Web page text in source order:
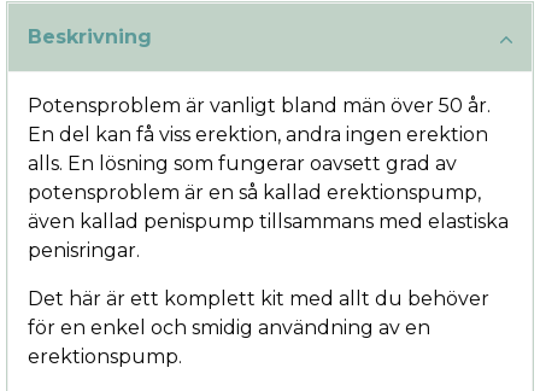
Beskrivning
Potensproblem är vanligt bland män över 50 år.
En del kan få viss erektion, andra ingen erektion
alls. En lösning som fungerar oavsett grad av
potensproblem är en så kallad erektionspump,
även kallad penispump tillsammans med elastiska
penisringar.
Det här är ett komplett kit med allt du behöver
för en enkel och smidig användning av en
erektionspump.